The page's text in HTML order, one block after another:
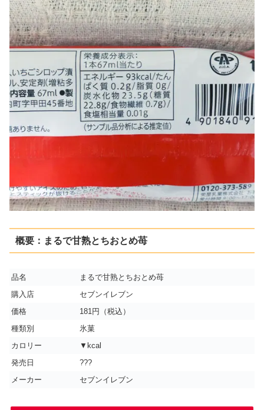
概要：まるで甘熟とちおとめ苺
品名
まるで甘熟とちおとめ苺
購入店
セブンイレブン
価格
181円（税込）
種類別
氷菓
カロリー
▼kcal
発売日
???
メーカー
セブンイレブン